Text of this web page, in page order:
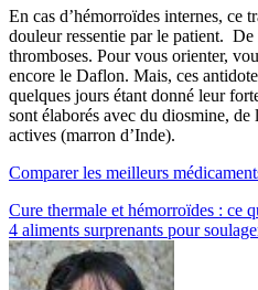
En cas d’hémorroïdes internes, ce
douleur ressentie par le patient. De
thromboses. Pour vous orienter,
encore le Daflon. Mais, ces
quelques jours étant donné leur
sont élaborés avec du diosmine,
actives (marron d’Inde).
Comparer les meilleurs
Navigation
de
l’article
Cure thermale et hémorroïdes : ce
4 aliments surprenants pour